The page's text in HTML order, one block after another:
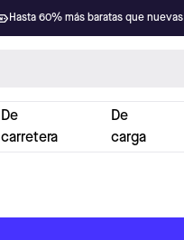
Hasta 60% más baratas que nuevas
De
carretera
De
carga